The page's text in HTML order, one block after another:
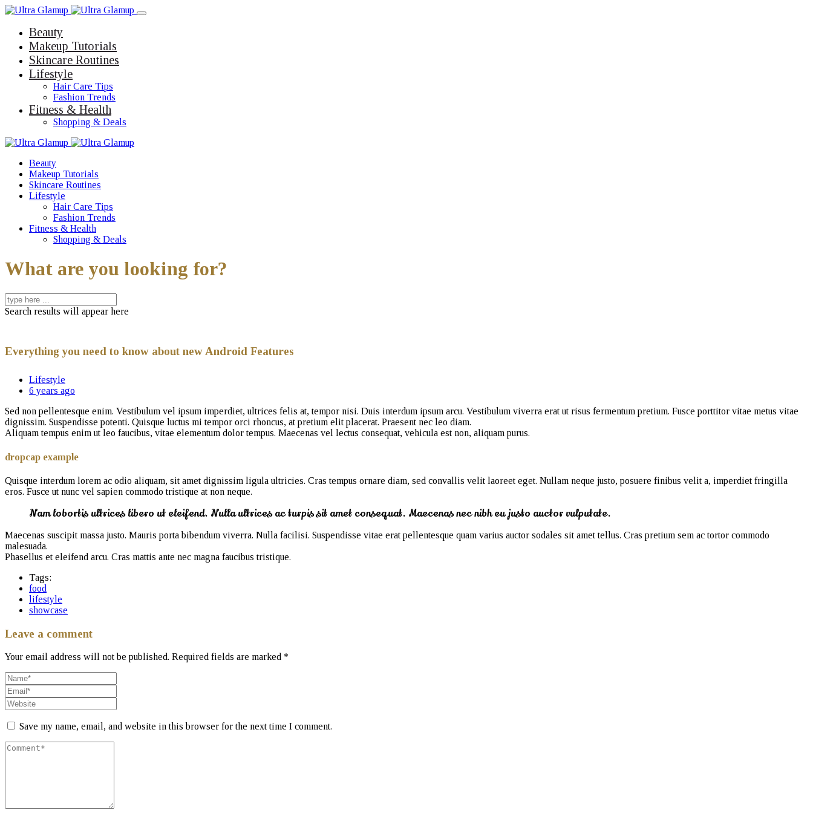
Beauty
Makeup Tutorials
Skincare Routines
Lifestyle
Hair Care Tips
Fashion Trends
Fitness & Health
Shopping & Deals
Beauty
Makeup Tutorials
Skincare Routines
Lifestyle
Hair Care Tips
Fashion Trends
Fitness & Health
Shopping & Deals
What are you looking for?
Search results will appear here
Everything you need to know about new Android Features
Lifestyle
6 years ago
Sed non pellentesque enim. Vestibulum vel ipsum imperdiet, ultrices felis at, tempor nisi. Duis interdum ipsum arcu. Vestibulum viverra erat ut risus fermentum pretium. Fusce porttitor vitae metus vitae
dignissim. Suspendisse potenti. Quisque luctus mi tempor orci rhoncus, at pretium elit placerat. Praesent nec leo diam.
Aliquam tempus enim ut leo faucibus, vitae elementum dolor tempus. Maecenas vel lectus consequat, vehicula est non, aliquam purus.
dropcap example
Quisque interdum lorem ac odio aliquam, sit amet dignissim ligula ultricies. Cras tempus ornare diam, sed convallis velit laoreet eget. Nullam neque justo, posuere finibus velit a, imperdiet fringilla
eros. Fusce ut nunc vel sapien commodo tristique at non neque.
Nam lobortis ultrices libero ut eleifend. Nulla ultrices ac turpis sit amet consequat. Maecenas nec nibh eu justo auctor vulputate.
Maecenas suscipit massa justo. Mauris porta bibendum viverra. Nulla facilisi. Suspendisse vitae erat pellentesque quam varius auctor sodales sit amet tellus. Cras pretium sem ac tortor commodo
malesuada.
Phasellus et eleifend arcu. Cras mattis ante nec magna faucibus tristique.
Tags:
food
lifestyle
showcase
Leave a comment
Your email address will not be published. Required fields are marked *
Save my name, email, and website in this browser for the next time I comment.